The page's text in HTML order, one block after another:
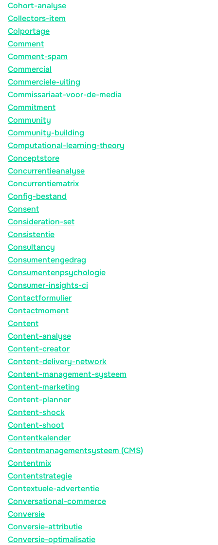
Cohort-analyse
Collectors-item
Colportage
Comment
Comment-spam
Commercial
Commerciele-uiting
Commissariaat-voor-de-media
Commitment
Community
Community-building
Computational-learning-theory
Conceptstore
Concurrentieanalyse
Concurrentiematrix
Config-bestand
Consent
Consideration-set
Consistentie
Consultancy
Consumentengedrag
Consumentenpsychologie
Consumer-insights-ci
Contactformulier
Contactmoment
Content
Content-analyse
Content-creator
Content-delivery-network
Content-management-systeem
Content-marketing
Content-planner
Content-shock
Content-shoot
Contentkalender
Contentmanagementsysteem (CMS)
Contentmix
Contentstrategie
Contextuele-advertentie
Conversational-commerce
Conversie
Conversie-attributie
Conversie-optimalisatie